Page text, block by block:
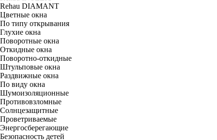
Rehau DIAMANT
Цветные окна
По типу открывания
Глухие окна
Поворотные окна
Откидные окна
Поворотно-откидные
Штульповые окна
Раздвижные окна
По виду окна
Шумоизоляционные
Противовзломные
Солнцезащитные
Проветриваемые
Энергосберегающие
Безопасность детей